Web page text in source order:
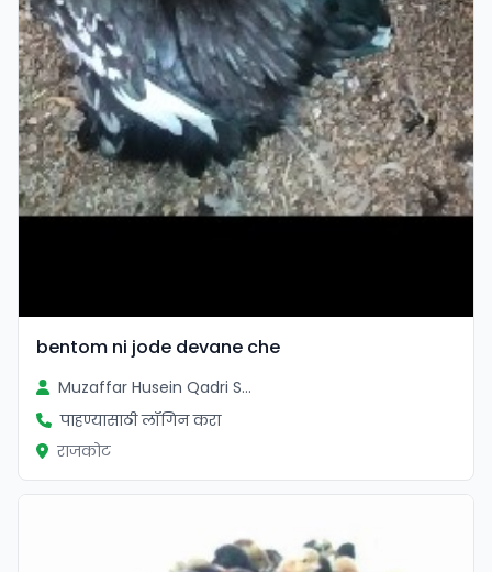
bentom ni jode devane che
Muzaffar Husein Qadri Sayad
पाहण्यासाठी लॉगिन करा
राजकोट